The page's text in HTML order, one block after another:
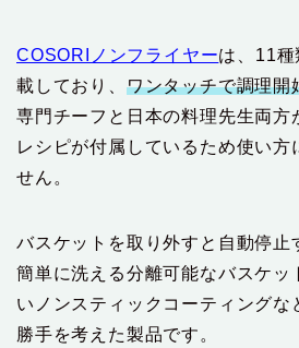
COSORIノンフライヤーは、11種
載しており、 ワンタッチで調理開
専門チーフと日本の料理先生両方
レシピが付属しているため使い方
せん。
バスケットを取り外すと自動停止
簡単に洗える分離可能なバスケッ
いノンスティックコーティングな
勝手を考えた製品です。